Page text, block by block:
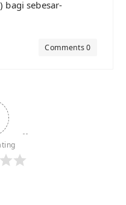
bagi sebesar-
Comments 0